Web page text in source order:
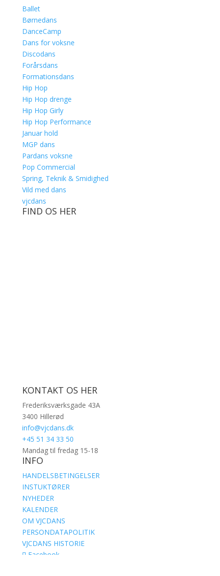
Ballet
Børnedans
DanceCamp
Dans for voksne
Discodans
Forårsdans
Formationsdans
Hip Hop
Hip Hop drenge
Hip Hop Girly
Hip Hop Performance
Januar hold
MGP dans
Pardans voksne
Pop Commercial
Spring, Teknik & Smidighed
Vild med dans
vjcdans
FIND OS HER
KONTAKT OS HER
Frederiksværksgade 43A
3400 Hillerød
info@vjcdans.dk
+45 51 34 33 50
Mandag til fredag 15-18
INFO
HANDELSBETINGELSER
INSTUKTØRER
NYHEDER
KALENDER
OM VJCDANS
PERSONDATAPOLITIK
VJCDANS HISTORIE
Facebook